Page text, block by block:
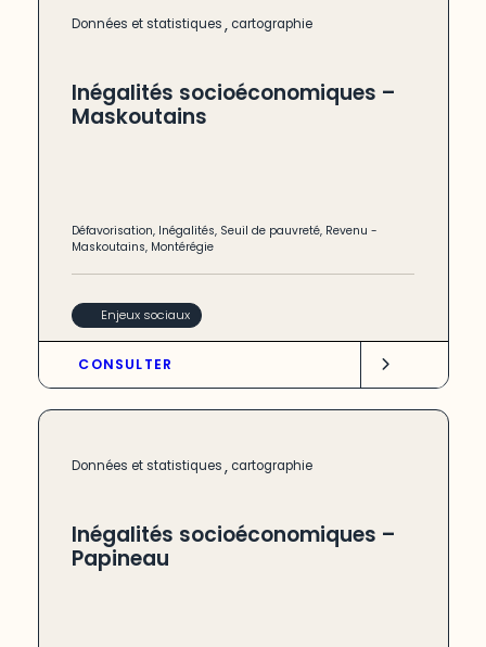
Données et statistiques, cartographie
Inégalités socioéconomiques –
Maskoutains
Défavorisation, Inégalités, Seuil de pauvreté, Revenu -
Maskoutains, Montérégie
Enjeux sociaux
CONSULTER
Données et statistiques, cartographie
Inégalités socioéconomiques –
Papineau